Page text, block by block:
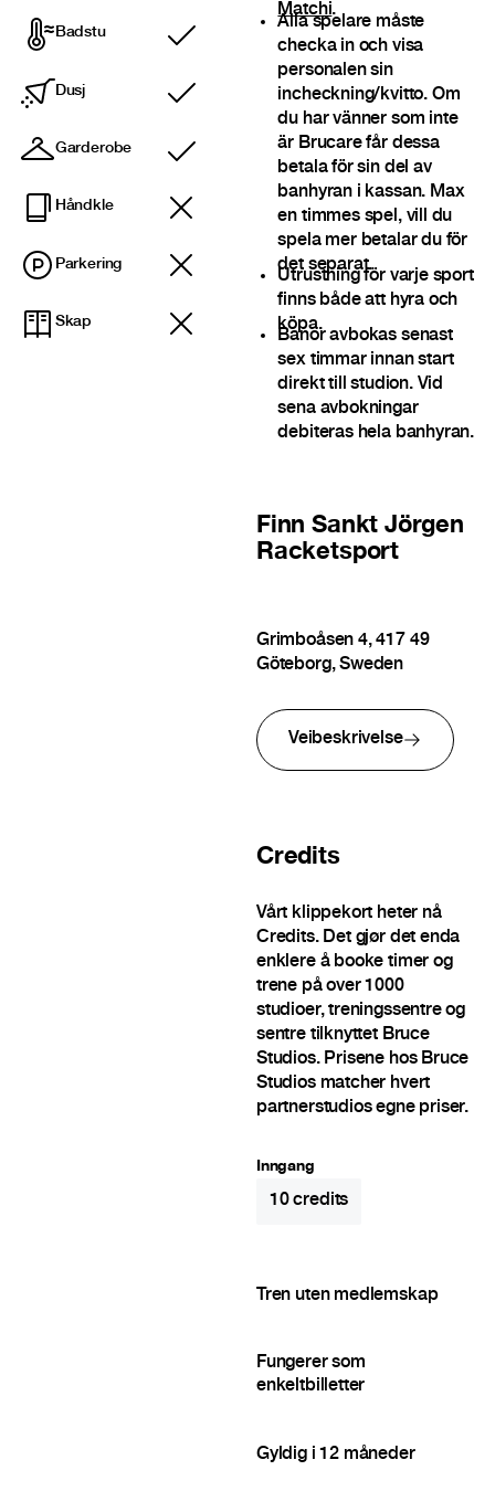
Badstu
Inkludert
Dusj
Inkludert
Garderobe
Inkludert
Håndkle
Parkering
Skap
Matchi.
Alla spelare måste
checka in och visa
personalen sin
incheckning/kvitto. Om
du har vänner som inte
är Brucare får dessa
betala för sin del av
banhyran i kassan. Max
en timmes spel, vill du
spela mer betalar du för
det separat.
Utrustning för varje sport
finns både att hyra och
köpa.
Banor avbokas senast
sex timmar innan start
direkt till studion. Vid
sena avbokningar
debiteras hela banhyran.
FinnSankt Jörgen
Racketsport
Grimboåsen 4, 417 49
Göteborg, Sweden
Veibeskrivelse
Credits
Vårt klippekort heter nå
Credits. Det gjør det enda
enklere å booke timer og
trene på over 1000
studioer, treningssentre og
sentre tilknyttet Bruce
Studios. Prisene hos Bruce
Studios matcher hvert
partnerstudios egne priser.
Inngang
10credits
Tren uten medlemskap
Fungerer som
enkeltbilletter
Gyldig i 12 måneder